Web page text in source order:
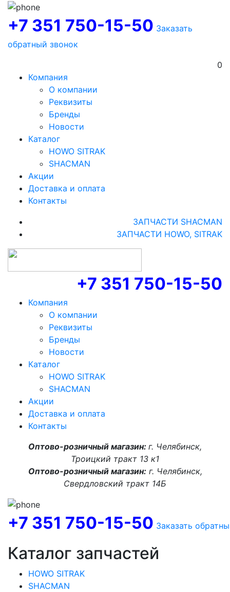
+7 351 750-15-50 Заказать
обратный звонок
0
Компания
О компании
Реквизиты
Бренды
Новости
Каталог
HOWO SITRAK
SHACMAN
Акции
Доставка и оплата
Контакты
ЗАПЧАСТИ SHACMAN
ЗАПЧАСТИ HOWO, SITRAK
+7 351 750-15-50
Компания
О компании
Реквизиты
Бренды
Новости
Каталог
HOWO SITRAK
SHACMAN
Акции
Доставка и оплата
Контакты
Оптово-розничный магазин: г. Челябинск,
Троицкий тракт 13 к1
Оптово-розничный магазин:г. Челябинск,
Свердловский тракт 14Б
+7 351 750-15-50 Заказать
Каталог запчастей
HOWO SITRAK
SHACMAN